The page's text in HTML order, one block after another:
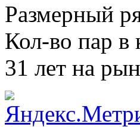
Размерный
Кол-во пар в
31 лет на